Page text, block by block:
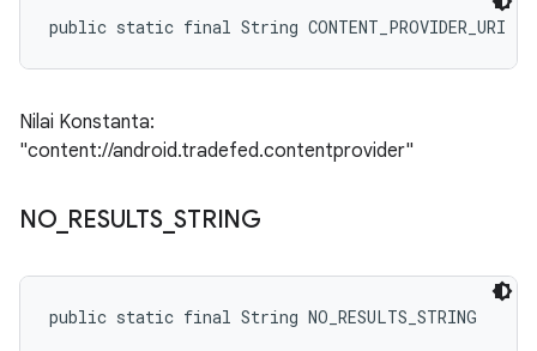
public static final String CONTENT_PROVIDER_URI
Nilai Konstanta:
"content://android.tradefed.contentprovider"
NO_ RESULTS_STRING
public static final String NO_RESULTS_STRING